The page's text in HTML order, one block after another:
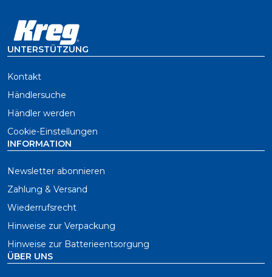
UNTERSTÜTZUNG
Kontakt
Händlersuche
Händler werden
Cookie-Einstellungen
INFORMATION
Newsletter abonnieren
Zahlung & Versand
Wiederrufsrecht
Hinweise zur Verpackung
Hinweise zur Batterieentsorgung
ÜBER UNS